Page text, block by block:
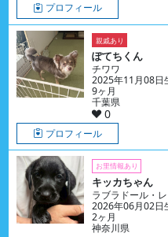
プロフィール
親戚あり
ぽてちくん
チワワ
2025年11月08日
9ヶ月
千葉県
0
プロフィール
お里情報あり
キッカちゃん
ラブラドール・
2026年06月02日
2ヶ月
神奈川県